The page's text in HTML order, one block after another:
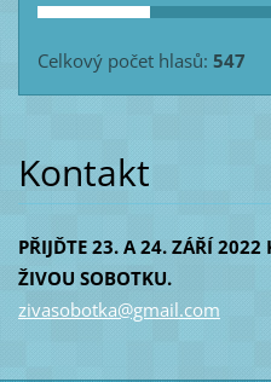
Celkový počet hlasů: 547
Kontakt
PŘIJĎTE 23. A 24. ZÁŘÍ 2022
ŽIVOU SOBOTKU.
zivasobotka@gmail.com